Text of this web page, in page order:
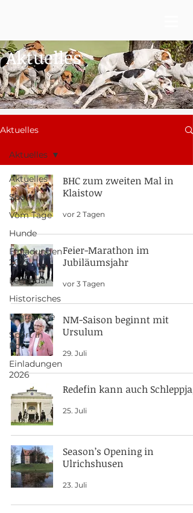
Aktuelles
Aktuelles
Aktuelles
Sport
Vom Tage
Hunde
Einladungen
2025
Legendär
Historisches
Lehrgänge
Sport in
Rot
Einladungen
2026
Aktuelles
BHC zum zweiten Mal in
Klaistow
vor 2 Tagen
Feier-Marathon im
Jubiläumsjahr
vor 3 Tagen
NM-Saison beginnt mit
Ursulum
29. Juli
Redefin kann auch
25. Juli
Season’s Opening in
Ulrichshusen
23. Juli